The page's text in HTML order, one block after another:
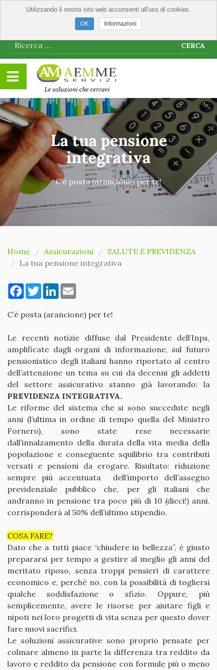
CERCA
La tua pensione
integrativa
C’è posta (arancione) per te!
Home Assicurazioni
SALUTE E PREVIDENZA
La tua pensione integrativa
Facebook
TwitterLinkedIn
C’è posta (arancione) per te!
Le recenti notizie diffuse dal Presidente dell’Inps,
amplificate dagli organi di informazione, sul futuro
pensionistico degli italiani hanno riportato al centro
dell’attenzione un tema su cui da decenni gli addetti
del settore assicurativo stanno già lavorando: la
PREVIDENZA INTEGRATIVA.
Le riforme del sistema che si sono succedute negli
anni (l’ultima in ordine di tempo quella del Ministro
Fornero), sono state rese necessarie
dall’innalzamento della durata della vita media della
popolazione e conseguente squilibrio tra contributi
versati e pensioni da erogare. Risultato: riduzione
sempre più accentuata dell’importo dell’assegno
previdenziale pubblico che, per gli italiani che
andranno in pensione tra poco più di 10 (dieci!) anni,
corrisponderà al 50% dell’ultimo stipendio.
COSA FARE?
Dato che a tutti piace “chiudere in bellezza”, è giusto
prepararsi per tempo a gestire al meglio gli anni del
meritato riposo, senza troppi pensieri di carattere
economico e, perché no, con la possibilità di togliersi
qualche soddisfazione o sfizio. Oppure, più
semplicemente, avere le risorse per aiutare figli e
nipoti nei loro progetti di vita senza per questo dover
fare nuovi sacrifici.
Le soluzioni assicurative sono proprio pensate per
colmare almeno in parte la differenza tra reddito da
lavoro e reddito da pensione con formule più o meno
Utilizzando il nostro sito web acconsenti all'uso di cookies.
Informazioni